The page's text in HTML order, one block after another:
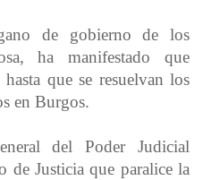
de gobierno de los
ha manifestado que
que se resuelvan los
en Burgos.
del Poder Judicial
de Justicia que paralice la